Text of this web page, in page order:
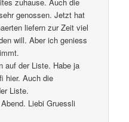
genossen. Jetzt hat
liefern zur Zeit viel
will. Aber ich geniess
auf der Liste. Habe ja
hier. Auch die
Liste.
Liebi Gruessli